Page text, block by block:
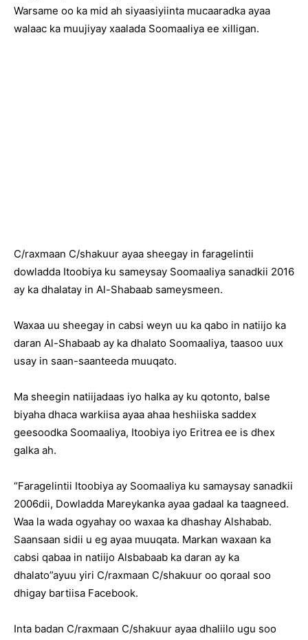
Warsame oo ka mid ah siyaasiyiinta mucaaradka ayaa
walaac ka muujiyay xaalada Soomaaliya ee xilligan.
C/raxmaan C/shakuur ayaa sheegay in faragelintii
dowladda Itoobiya ku sameysay Soomaaliya sanadkii 2016
ay ka dhalatay in Al-Shabaab sameysmeen.
Waxaa uu sheegay in cabsi weyn uu ka qabo in natiijo ka
daran Al-Shabaab ay ka dhalato Soomaaliya, taasoo uux
usay in saan-saanteeda muuqato.
Ma sheegin natiijadaas iyo halka ay ku qotonto, balse
biyaha dhaca warkiisa ayaa ahaa heshiiska saddex
geesoodka Soomaaliya, Itoobiya iyo Eritrea ee is dhex
galka ah.
“Faragelintii Itoobiya ay Soomaaliya ku samaysay sanadkii
2006dii, Dowladda Mareykanka ayaa gadaal ka taagneed.
Waa la wada ogyahay oo waxaa ka dhashay Alshabab.
Saansaan sidii u eg ayaa muuqata. Markan waxaan ka
cabsi qabaa in natiijo Alsbabaab ka daran ay ka
dhalato”ayuu yiri C/raxmaan C/shakuur oo qoraal soo
dhigay bartiisa Facebook.
Inta badan C/raxmaan C/shakuur ayaa dhaliilo ugu soo